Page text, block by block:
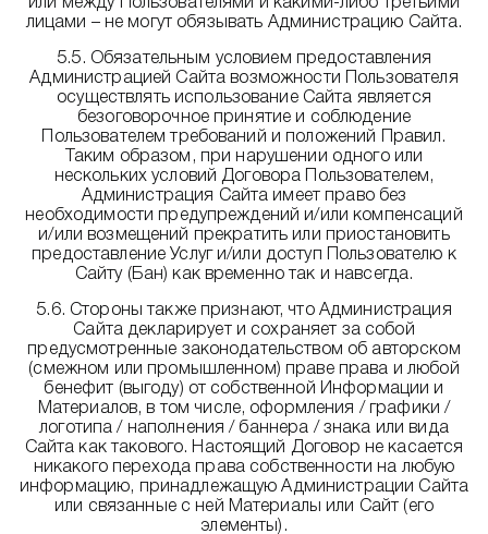
или между Пользователями и какими-либо третьими
лицами – не могут обязывать Администрацию Сайта.
5.5. Обязательным условием предоставления
Администрацией Сайта возможности Пользователя
осуществлять использование Сайта является
безоговорочное принятие и соблюдение
Пользователем требований и положений Правил.
Таким образом, при нарушении одного или
нескольких условий Договора Пользователем,
Администрация Сайта имеет право без
необходимости предупреждений и/или компенсаций
и/или возмещений прекратить или приостановить
предоставление Услуг и/или доступ Пользователю к
Сайту (Бан) как временно так и навсегда.
5.6. Стороны также признают, что Администрация
Сайта декларирует и сохраняет за собой
предусмотренные законодательством об авторском
(смежном или промышленном) праве права и любой
бенефит (выгоду) от собственной Информации и
Материалов, в том числе, оформления / графики /
логотипа / наполнения / баннера / знака или вида
Сайта как такового. Настоящий Договор не касается
никакого перехода права собственности на любую
информацию, принадлежащую Администрации Сайта
или связанные с ней Материалы или Сайт (его
элементы).